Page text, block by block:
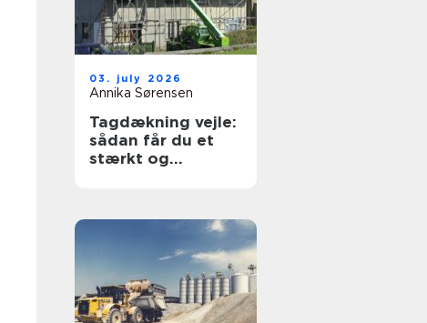
03. july 2026
Annika Sørensen
Tagdækning vejle:
sådan får du et
stærkt og